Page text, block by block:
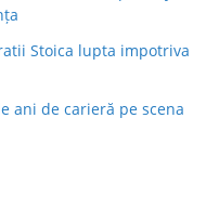
Stoica lupta impotriva
ani de carieră pe scena